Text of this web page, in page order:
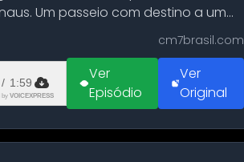
Um passeio com destino a um
cm7brasil.com
/ 1:59
by VOICEXPRESS
Ver
Episódio
Ver
Original